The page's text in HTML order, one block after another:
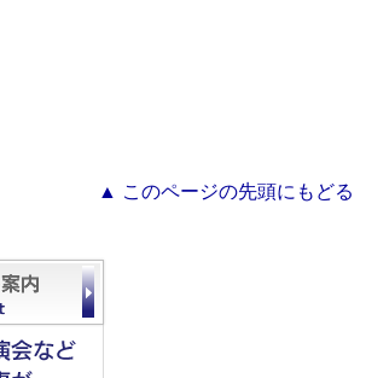
▲ このページの先頭にもどる